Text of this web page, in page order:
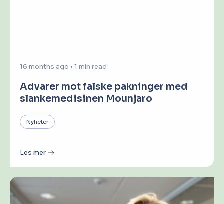
16 months ago • 1 min read
Advarer mot falske pakninger med
slankemedisinen Mounjaro
Nyheter
Les mer